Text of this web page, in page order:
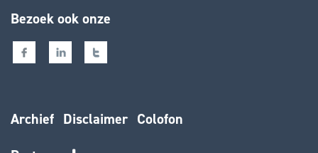
Bezoek ook onze
Archief Disclaimer Colofon